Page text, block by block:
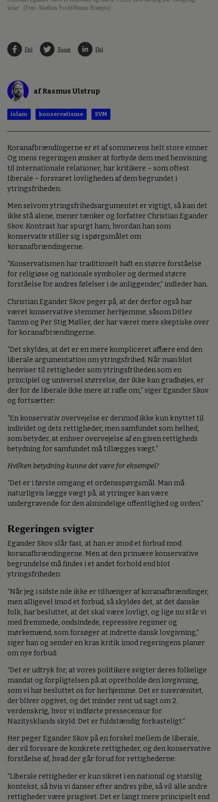
krise’. (Foto: Mathias Svold/Ritzau Scanpix)
Del Tweet Del
af Rasmus Ulstrup
islam konservatisme SVM
Koranafbrændingerne er et af sommerens helt store emner.
Og mens regeringen ønsker at forbyde dem med henvisning
til internationale relationer, har kritikere – som oftest
liberale – forsvaret lovligheden af dem begrundet i
ytringsfriheden.
Men selvom ytringsfrihedsargumentet er vigtigt, så kan det
ikke stå alene, mener tænker og forfatter Christian Egander
Skov. Kontrast har spurgt ham, hvordan han som
konservativ stiller sig i spørgsmålet om
koranafbrændingerne.
“Konservatismen har traditionelt haft en større forståelse
for religiøse og nationale symboler og dermed større
forståelse for andres følelser i de anliggender,” indleder han.
Christian Egander Skov peger på, at der derfor også har
været konservative stemmer herhjemme, såsom Ditlev
Tamm og Per Stig Møller, der har været mere skeptiske over
for koranafbrændingerne.
“Det skyldes, at det er en mere kompliceret affære end den
liberale argumentation om ytringsfrihed. Når man blot
henviser til rettigheder som ytringsfriheden som en
principiel og universel størrelse, der ikke kan gradbøjes, er
der for de liberale ikke mere at rafle om,” siger Egander Skov
og fortsætter:
“En konservativ overvejelse er derimod ikke kun knyttet til
individet og dets rettigheder, men samfundet som helhed,
som betyder, at enhver overvejelse af en given rettigheds
betydning for samfundet må tillægges vægt.”
Hvilken betydning kunne det være for eksempel?
“Det er i første omgang et ordensspørgsmål. Man må
naturligvis lægge vægt på, at ytringer kan være
undergravende for den almindelige offentlighed og orden.”
Regeringen svigter
Egander Skov slår fast, at han er imod et forbud mod
koranafbrændingerne. Men at den primære konservative
begrundelse må findes i et andet forhold end blot
ytringsfriheden:
“Når jeg i sidste nde ikke er tilhænger af koranafbrændinger,
men alligevel imod et forbud, så skyldes det, at det danske
folk, har besluttet, at det skal være lovligt, og lige nu står vi
med fremmede, ondsindede, repressive regimer og
mørkemænd, som forsøger at indrette dansk lovgivning,”
siger han og sender en kras kritik imod regeringens planer
om nye forbud:
“Det er udtryk for, at vores politikere svigter deres folkelige
mandat og forpligtelsen på at opretholde den lovgivning,
som vi har besluttet os for herhjemme. Det er suverænitet,
der bliver opgivet, og det minder rent ud sagt om 2.
verdenskrig, hvor vi indførte pressecensur for
Nazitysklands skyld. Det er fuldstændig forkasteligt.”
Her peger Egander Skov på en forskel mellem de liberale,
der vil forsvare de konkrete rettigheder, og den konservative
forståelse af, hvad der går forud for rettighederne:
“Liberale rettigheder er kun sikret i en national og statslig
kontekst, så hvis vi danser efter andres pibe, så vil alle andre
rettigheder være prisgivet. Det er langt mere principielt end